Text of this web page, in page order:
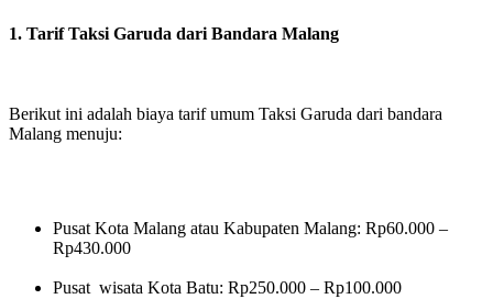
1. Tarif Taksi Garuda dari Bandara Malang
Berikut ini adalah biaya tarif umum Taksi Garuda dari bandara
Malang menuju:
Pusat Kota Malang atau Kabupaten Malang: Rp60.000 –
Rp430.000
Pusat wisata Kota Batu: Rp250.000 – Rp100.000